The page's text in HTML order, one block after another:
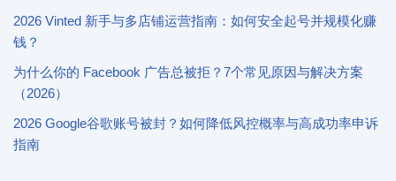
2026 Vinted 新手与多店铺运营指南：如何安全起号并规模化赚
钱？
为什么你的 Facebook 广告总被拒？7个常见原因与解决方案
（2026）
2026 Google谷歌账号被封？如何降低风控概率与高成功率申诉
指南